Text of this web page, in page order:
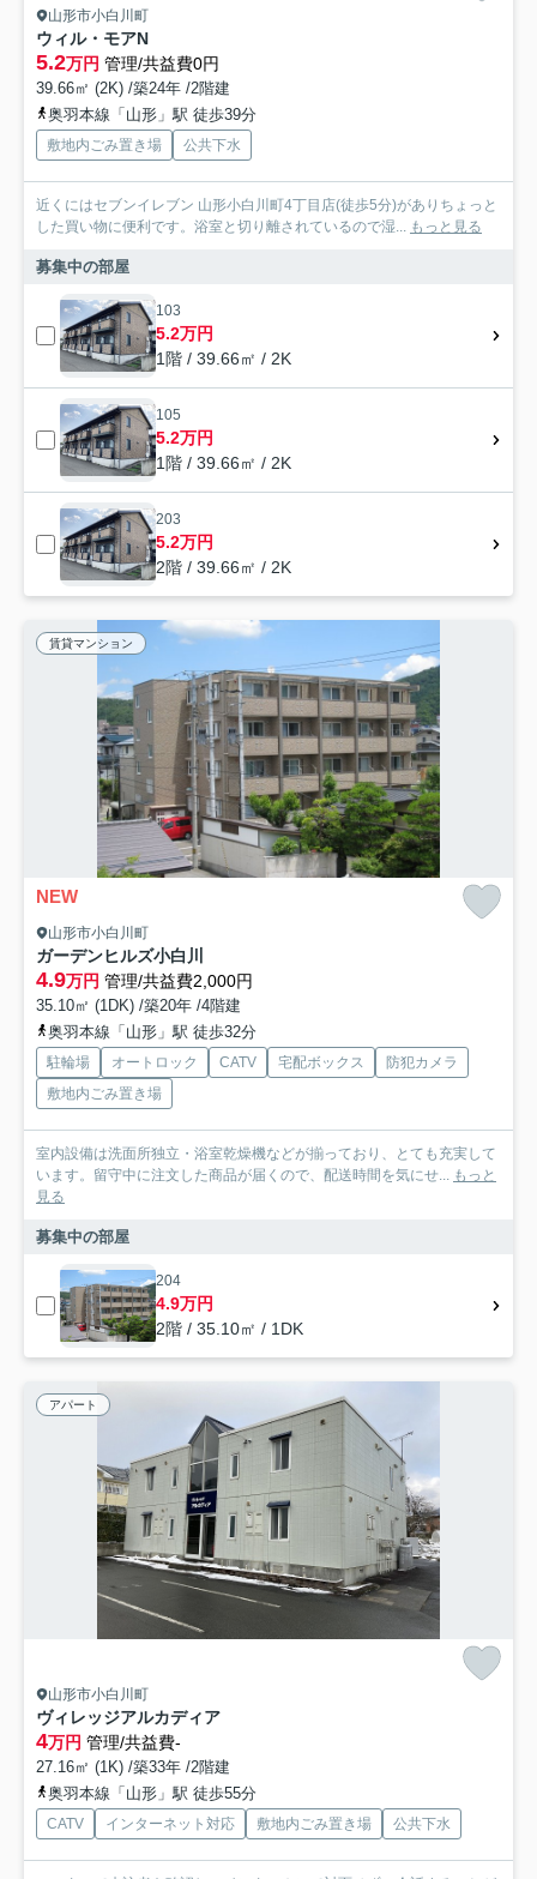
山形市小白川町
ウィル・モアN
5.2万円 管理/共益費0円
39.66㎡ (2K) /築24年 /2階建
奥羽本線「山形」駅 徒歩39分
敷地内ごみ置き場 公共下水
近くにはセブンイレブン 山形小白川町4丁目店(徒歩5分)がありちょっと
した買い物に便利です。浴室と切り離されているので湿... もっと見る
募集中の部屋
103
5.2万円
1階 / 39.66㎡ / 2K
105
5.2万円
1階 / 39.66㎡ / 2K
203
5.2万円
2階 / 39.66㎡ / 2K
賃貸マンション
NEW
山形市小白川町
ガーデンヒルズ小白川
4.9万円 管理/共益費2,000円
35.10㎡ (1DK) /築20年 /4階建
奥羽本線「山形」駅 徒歩32分
駐輪場 オートロック CATV 宅配ボックス
防犯カメラ
敷地内ごみ置き場
室内設備は洗面所独立・浴室乾燥機などが揃っており、とても充実して
います。留守中に注文した商品が届くので、配送時間を気にせ... もっと
見る
募集中の部屋
204
4.9万円
2階 / 35.10㎡ / 1DK
アパート
山形市小白川町
ヴィレッジアルカディア
4万円 管理/共益費-
27.16㎡ (1K) /築33年 /2階建
奥羽本線「山形」駅 徒歩55分
CATV インターネット対応 敷地内ごみ置き場 公共下水